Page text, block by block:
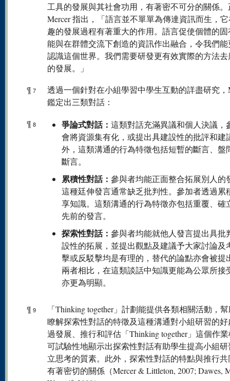
工具的發展與其社會功用，有著密不可分的關係。
Mercer 指出，「語言並不單單為傳達資訊而生，
趣的發展過程有著重大的作用。語言促使個體的
能與在群體交流下創造的資訊作出融合，令我們
認識這個世界。我們需要研發更有效實際的方法
的發展。」
¶ 7
透過一個針對在小組學習中學生互動的詳盡研究，
鑑定出三類對話：
¶ 8 爭論式對話： 這類對話充滿異議和個人決議，
會將資源集有化，或提出具建設性的批評和建
外，這類溝通的行為特徵包括短暫的斷言、盤
斷言。
累積性對話： 參與者均能正面整合拓展別人的
這種廷伸發言通常缺乏批判性。參加者透過累
享知識。這類溝通的行為特徵亦包括重覆、確
先前的發言。
探索性對話： 參與者均能就他人發言提出具批
設性的拓展，並提出觀點及建議予大家討論及
擊或反駁擊均是有理的，替代的論點亦會被提
兩者相比，在這類談話中知識更能為公眾所接
亦更為明顯。
¶ 9
「Thinking together」計劃能提供各類相關活動，
瞭解探索性對話的特徵及這種溝通對小組研習的
過發展、推行和評估「Thinking together」這個作
可試驗性地顯示出探索性對話有助學生提高小組
立思考的質素。此外，探索性對話的特點與推行
有著密切的關係（Mercer & Littleton, 2007; Dawes,